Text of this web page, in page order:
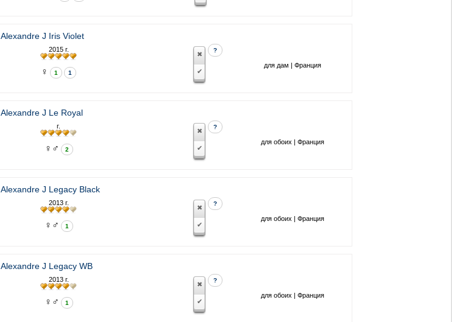
Alexandre J Iris Violet
2015 г.
♀ 1 1
?
для дам | Франция
Alexandre J Le Royal
г.
♀♂ 2
?
для обоих | Франция
Alexandre J Legacy Black
2013 г.
♀♂ 1
?
для обоих | Франция
Alexandre J Legacy WB
2013 г.
♀♂ 1
?
для обоих | Франция